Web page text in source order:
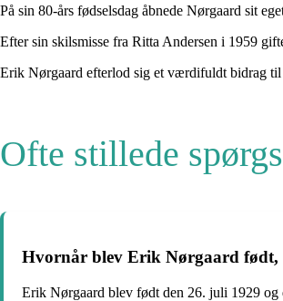
På sin 80-års fødselsdag åbnede Nørgaard sit
Efter sin skilsmisse fra Ritta Andersen i 1959
Erik Nørgaard efterlod sig et værdifuldt bidrag
Ofte stillede
Hvornår blev Erik Nørgaard født,
Erik Nørgaard blev født den 26. juli 1929 og